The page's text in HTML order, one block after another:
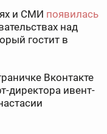
и СМИ появилась
над
гостит в
Вконтакте
директора ивент-